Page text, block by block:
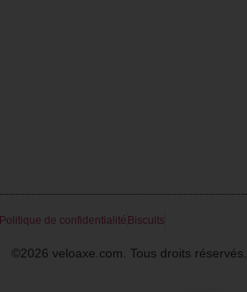
Politique de confidentialité Biscuits
©2026 veloaxe.com. Tous droits réservés.